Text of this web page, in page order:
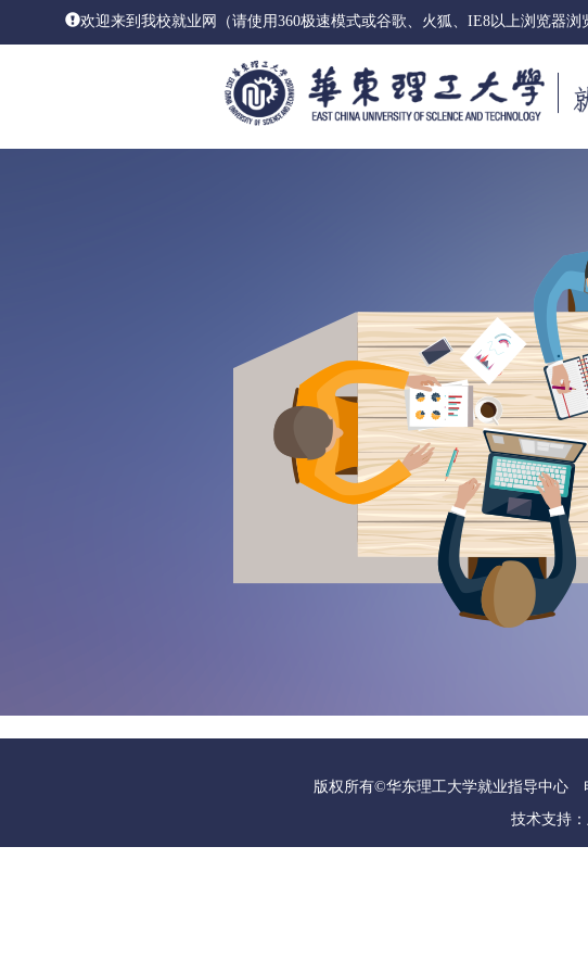
欢迎来到我校就业网（请使用360极速模式或谷歌、火狐、IE8以上浏览器浏
版权所有©华东理工大学就业指导中心
技术支持：